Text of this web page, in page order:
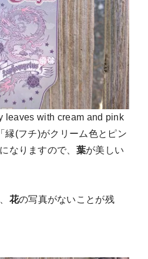
leaves with cream and pink
縁(フチ)がクリーム色とピン
なりますので、 葉が美しい
花の写真がないことが残